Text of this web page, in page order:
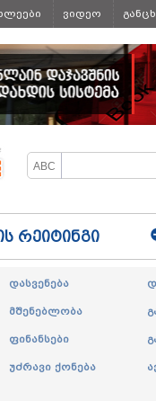
ვიდეო
რეიტინგი
დასვენება
მშენებლობა
ფინანსები
უძრავი ქონება